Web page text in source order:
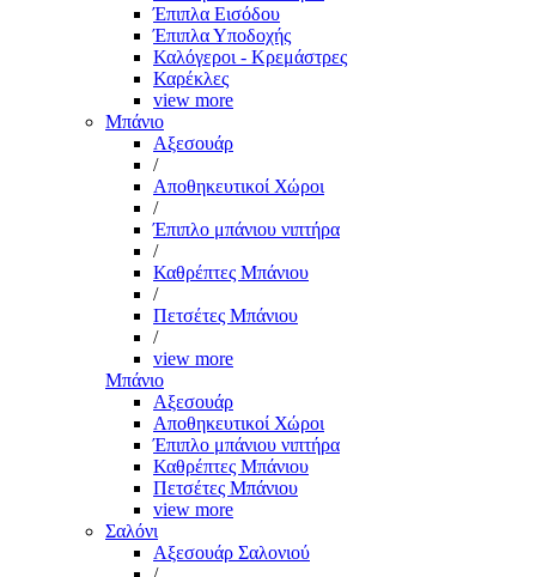
Έπιπλα Εισόδου
Έπιπλα Υποδοχής
Καλόγεροι - Κρεμάστρες
Καρέκλες
view more
Μπάνιο
Αξεσουάρ
/
Αποθηκευτικοί Χώροι
/
Έπιπλο μπάνιου νιπτήρα
/
Καθρέπτες Μπάνιου
/
Πετσέτες Μπάνιου
/
view more
Μπάνιο
Αξεσουάρ
Αποθηκευτικοί Χώροι
Έπιπλο μπάνιου νιπτήρα
Καθρέπτες Μπάνιου
Πετσέτες Μπάνιου
view more
Σαλόνι
Αξεσουάρ Σαλονιού